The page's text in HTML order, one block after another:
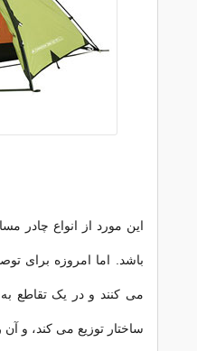
این مورد از انواع چادر
باشد. اما امروزه برای
می کنند و در یک تقاطع
ساختار توزیع می کند، و